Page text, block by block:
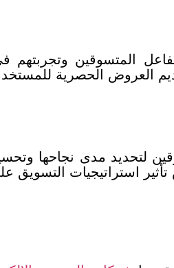
تفاعل المتسوقين
العروض الحصرية
لتحديد مدى نجاحها
استراتيجيات